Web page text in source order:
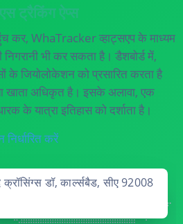
डॉ, कार्ल्सबैड, सीए 92008
ट्रैकिंग ऐप्स
कर, WhaTracker व्हाट्सएप के माध्यम
भी कर सकता है। डैशबोर्ड में,
के जियोलोकेशन को प्रसारित करता है
खाता अधिकृत है। इसके अलावा, एक
के यात्रा इतिहास को दर्शाता है।
करें